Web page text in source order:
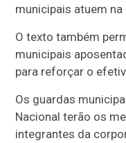
municipais atuem na
O texto também
municipais
para reforçar o
Os guardas
Nacional terão os
integrantes da